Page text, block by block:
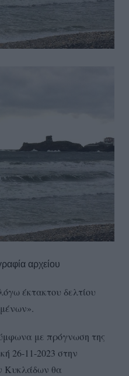
αρχείου
έκτακτου δελτίου
με πρόγνωση της
26-11-2023 στην
Κυκλάδων θα